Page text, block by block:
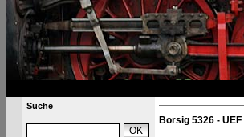
Suche
Borsig 5326 -